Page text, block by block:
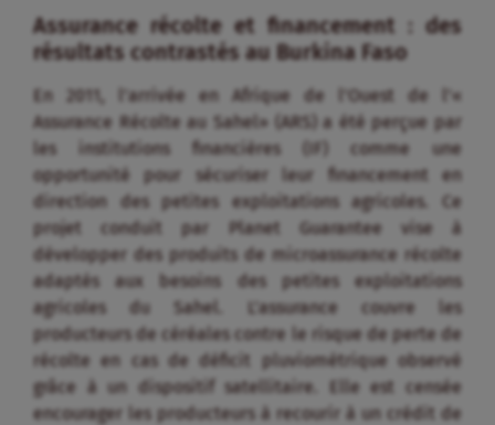
Assurance récolte et financement : des
résultats contrastés au Burkina Faso
En 2011, l’arrivée en Afrique de l’Ouest de l’«
Assurance Récolte au Sahel» (ARS) a été perçue par
les institutions financières (IF) comme une
opportunité pour sécuriser leur financement en
direction des petites exploitations agricoles. Ce
projet conduit par Planet Guarantee vise à
développer des produits de microassurance récolte
adaptés aux besoins des petites exploitations
agricoles du Sahel. L’assurance couvre les
producteurs de céréales contre le risque de perte de
récolte en cas de déficit pluviométrique observé
grâce à un dispositif satellitaire. Elle est censée
encourager les producteurs à recourir à un crédit de